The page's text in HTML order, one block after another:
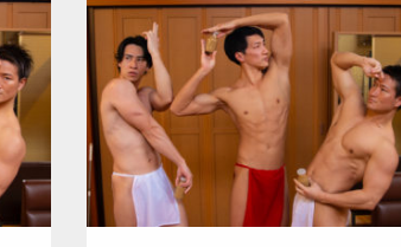
上
立ちをキメるマッチョ
Update:2023.02.11
Category:筋肉銭湯2 その他 YOSHI
AKIHITO(細マッチョ)
SOSUKE 大胸筋
上腕三頭筋 腹筋 川口 (埼玉)
ダウンロード